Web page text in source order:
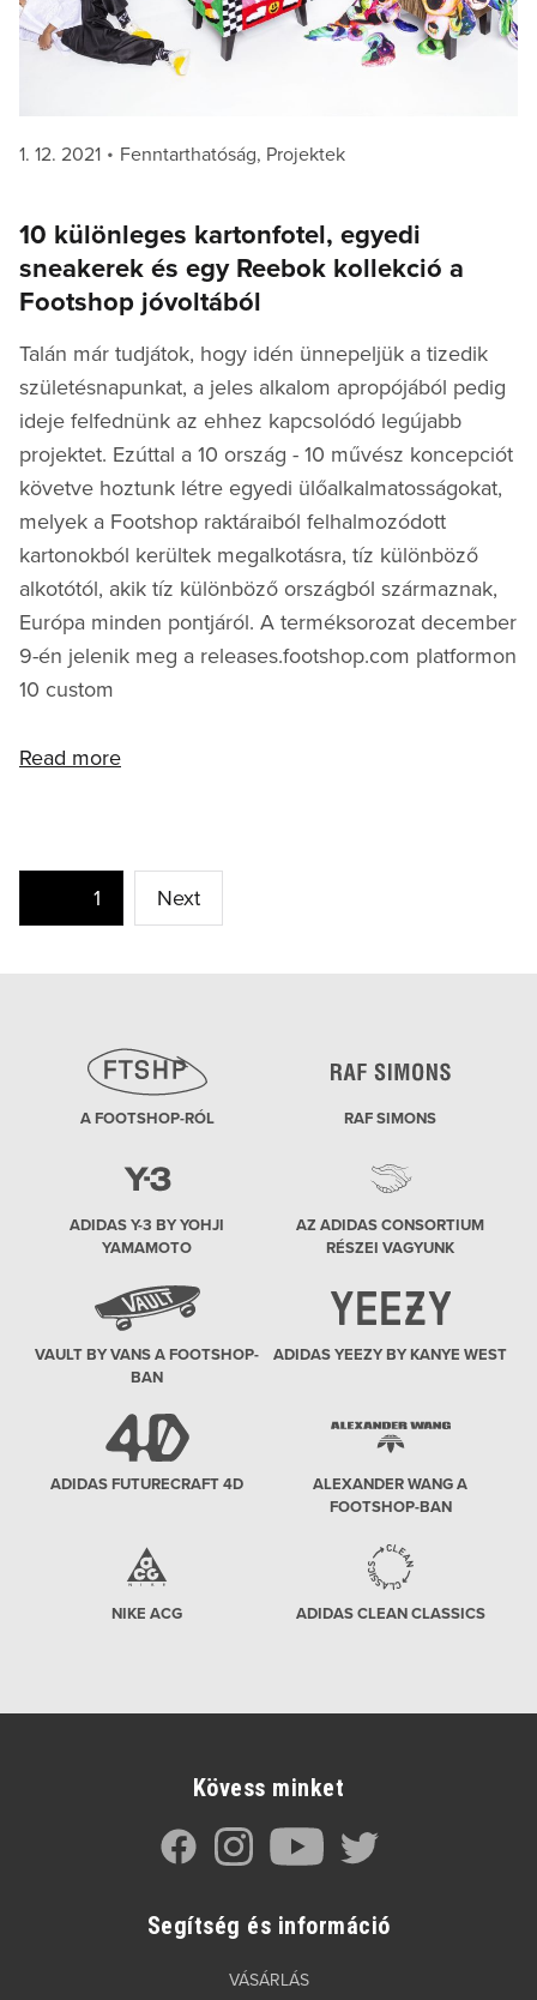
Posted
1. 12. 2021 Categories
Fenntarthatóság, Projektek
10 különleges kartonfotel, egyedi
sneakerek és egy Reebok kollekció a
Footshop jóvoltából
Talán már tudjátok, hogy idén ünnepeljük a tizedik
születésnapunkat, a jeles alkalom apropójából pedig
ideje felfednünk az ehhez kapcsolódó legújabb
projektet. Ezúttal a 10 ország - 10 művész koncepciót
követve hoztunk létre egyedi ülőalkalmatosságokat,
melyek a Footshop raktáraiból felhalmozódott
kartonokból kerültek megalkotásra, tíz különböző
alkotótól, akik tíz különböző országból származnak,
Európa minden pontjáról. A terméksorozat december
9-én jelenik meg a releases.footshop.com platformon
10 custom
Read more
Bejegyzések
lapozása
Page1 Next
A FOOTSHOP-RÓL RAF SIMONS
ADIDAS Y-3 BY YOHJI
YAMAMOTO
AZ ADIDAS CONSORTIUM
RÉSZEI VAGYUNK
VAULT BY VANS A FOOTSHOP-
BAN
ADIDAS YEEZY BY KANYE WEST
ADIDAS FUTURECRAFT 4D
ALEXANDER WANG A
FOOTSHOP-BAN
NIKE ACG ADIDAS CLEAN CLASSICS
Kövess minket
Segítség és információ
VÁSÁRLÁS